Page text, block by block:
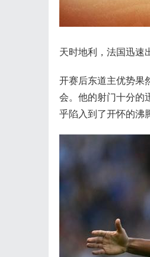
天时地利，法国迅速
开赛后东道主优势果
会。他的射门十分的
乎陷入到了开怀的沸